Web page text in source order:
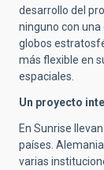
desarrollo del
ninguno con
globos
más flexible en
espaciales.
Un proyecto
En Sunrise
países.
varias